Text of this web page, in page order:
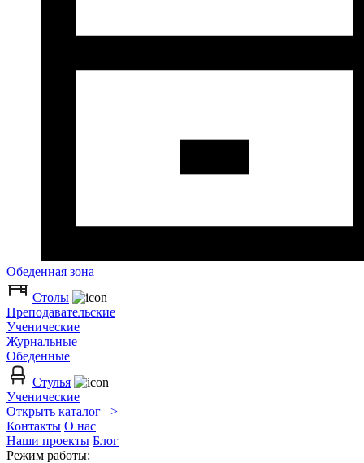
Обеденная зона
Столы
Преподавательские
Ученические
Журнальные
Обеденные
Стулья
Ученические
Открыть каталог >
Контакты О нас
Наши проекты Блог
Режим работы: